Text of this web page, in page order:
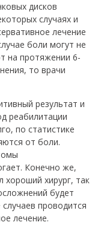
дисков
случаях и
лечение
боли могут не
на протяжении 6-
то врачи
результат и
реабилитации
по статистике
от боли.
Конечно же,
хирург, так
будет
проводится
лечение.